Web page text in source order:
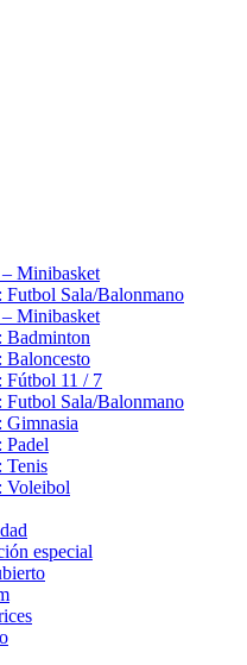
Minibasket
Futbol Sala/Balonmano
Minibasket
Badminton
Baloncesto
Fútbol 11 / 7
Futbol Sala/Balonmano
Gimnasia
Padel
Tenis
Voleibol
especial